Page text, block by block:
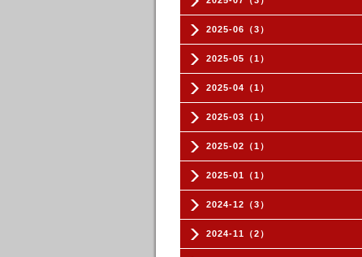
2025-06（3）
2025-05（1）
2025-04（1）
2025-03（1）
2025-02（1）
2025-01（1）
2024-12（3）
2024-11（2）